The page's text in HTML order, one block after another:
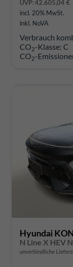
UVP:42.605,04 €
incl. 20% MwSt.
inkl. NoVA
Verbrauch
CO2-Klasse: C
CO2-
Hyundai
N Line X HEV
unverbindliche